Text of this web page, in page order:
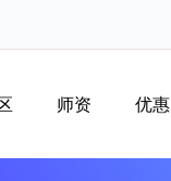
师资 优惠